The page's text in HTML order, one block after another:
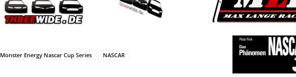
Monster Energy Nascar Cup Series
NASCAR